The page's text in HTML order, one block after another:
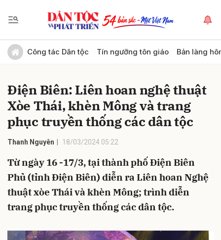
Công tác Dân tộc Tín ngưỡng tôn giáo Bản làng
Điện Biên: Liên hoan nghệ thuật
Xòe Thái, khèn Mông và trang
phục truyền thống các dân tộc
Thanh Nguyên 18/03/2024 05:22
Từ ngày 16 -17/3, tại thành phố Điện Biên
Phủ (tỉnh Điện Biên) diễn ra Liên hoan Nghệ
thuật xòe Thái và khèn Mông; trình diễn
trang phục truyền thống các dân tộc.
Gửi bình luận